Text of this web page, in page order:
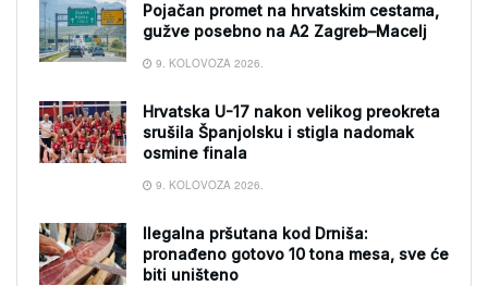
Pojačan promet na hrvatskim cestama,
gužve posebno na A2 Zagreb–Macelj
9. KOLOVOZA 2026.
Hrvatska U-17 nakon velikog preokreta
srušila Španjolsku i stigla nadomak
osmine finala
9. KOLOVOZA 2026.
Ilegalna pršutana kod Drniša:
pronađeno gotovo 10 tona mesa, sve će
biti uništeno